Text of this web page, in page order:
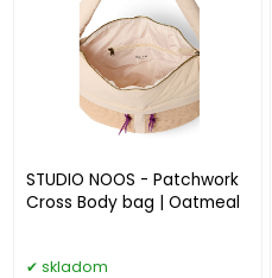
STUDIO NOOS - Patchwork
Cross Body bag | Oatmeal
skladom